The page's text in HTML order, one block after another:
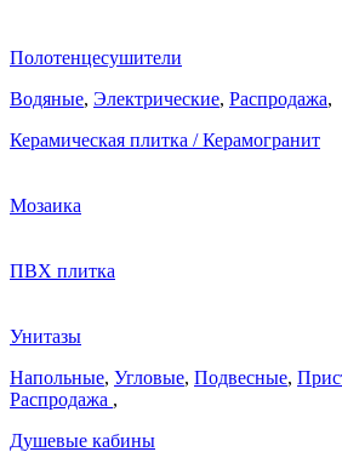
Полотенцесушители
Водяные, Электрические, Распродажа,
Керамическая плитка / Керамогранит
Мозаика
ПВХ плитка
Унитазы
Напольные, Угловые, Подвесные,
Распродажа ,
Душевые кабины